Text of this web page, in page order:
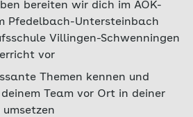
bereiten wir dich im AOK-
Pfedelbach-Untersteinbach
Villingen-Schwenningen
vor
Themen kennen und
Team vor Ort in deiner
umsetzen